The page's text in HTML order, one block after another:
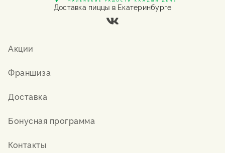
Доставка пиццы в Екатеринбурге
Акции
Франшиза
Доставка
Бонусная программа
Контакты